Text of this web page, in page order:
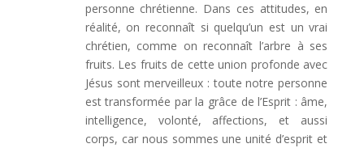
personne chrétienne. Dans ces attitudes, en
réalité, on reconnaît si quelqu’un est un vrai
chrétien, comme on reconnaît l’arbre à ses
fruits. Les fruits de cette union profonde avec
Jésus sont merveilleux : toute notre personne
est transformée par la grâce de l’Esprit : âme,
intelligence, volonté, affections, et aussi
corps, car nous sommes une unité d’esprit et